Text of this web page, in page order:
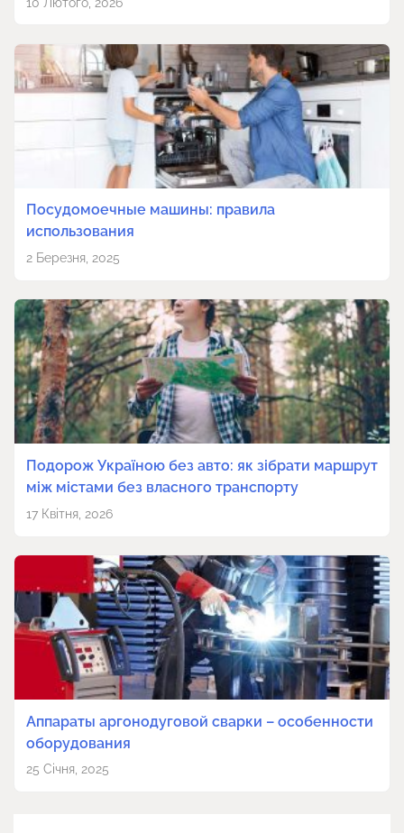
Посудомоечные машины: правила
использования
2 Березня, 2025
Подорож Україною без авто: як зібрати маршрут
між містами без власного транспорту
17 Квітня, 2026
Аппараты аргонодуговой сварки – особенности
оборудования
25 Січня, 2025